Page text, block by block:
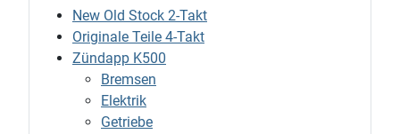
New Old Stock 2-Takt
Originale Teile 4-Takt
Zündapp K500
Bremsen
Elektrik
Getriebe